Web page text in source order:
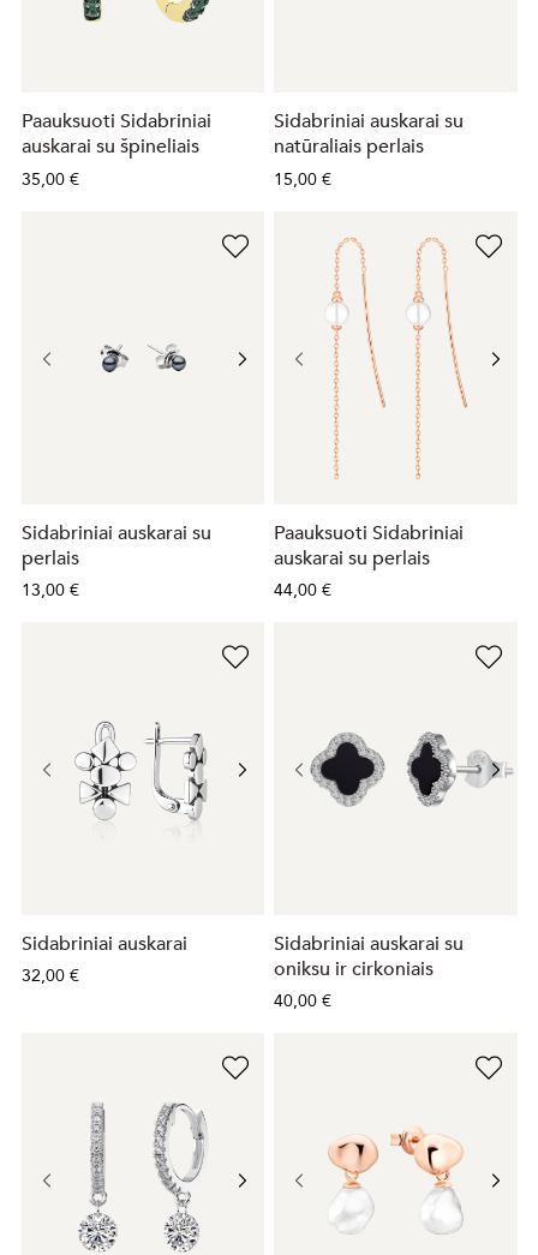
Paauksuoti Sidabriniai
auskarai su špineliais
35,00 €
Sidabriniai auskarai su
natūraliais perlais
15,00 €
Sidabriniai auskarai su
perlais
13,00 €
Paauksuoti Sidabriniai
auskarai su perlais
44,00 €
Sidabriniai auskarai
32,00 €
Sidabriniai auskarai su
oniksu ir cirkoniais
40,00 €